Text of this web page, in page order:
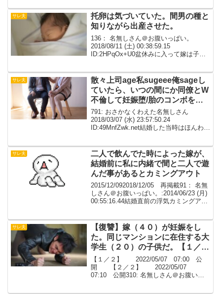
字も原文のままです。ガラケー...
サレ夫
托卵は気づいていた。間男の種と
知りながら出産させた。
136： 名無しさん＠お腹いっぱい。
2018/08/11 (土) 00:38:59.15
ID:2HPqOx+U0盆休みに入って嫁は子を
明を月曜に嫁実家、間家へ送付...
サレ夫
散々上司age私sugeee俺sageし
ていたら、いつの間にか同僚とW
不倫して妊娠堕/胎のコンボをキ
メて修羅場に
791: おさかなくわえた名無しさん
2018/03/07 (水) 23:57:50.24
ID:49MnfZwk.net結婚した当時はほんわか
た嫁 家庭も家族も省み...
サレ夫
二人で飲んでた時によった嫁が、
結婚前に私に内緒で間と二人で遊
んだ事があるとカミングアウト
2015/12/092018/12/05 再掲載91： 名無
しさん＠お腹いっぱい。:2014/06/23 (月)
00:55:16.44結婚直前の浮気カミングアウ
お...
サレ夫
【復讐】嫁（４０）が妊娠をし
た。同じマンションに在住する大
学生（２０）の子供だ。【１／
２】
【１／２】 2022/05/07 07:00 公
開 【２／２】 2022/05/07
07:10 公開310: 名無しさん＠お腹いっ